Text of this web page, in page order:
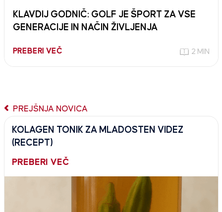
KLAVDIJ GODNIČ: GOLF JE ŠPORT ZA VSE
GENERACIJE IN NAČIN ŽIVLJENJA
PREBERI VEČ 2 MIN
PREJŠNJA NOVICA
KOLAGEN TONIK ZA MLADOSTEN VIDEZ
(RECEPT)
PREBERI VEČ